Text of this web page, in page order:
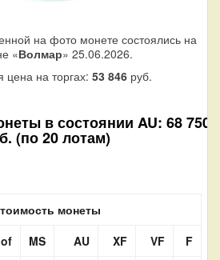
на фото монете состоялись на
«Волмар» 25.06.2026.
цена на торгах: 53 846 руб.
в состоянии AU: 68 750
(по 20 лотам)
монеты
MS AU XF VF
F